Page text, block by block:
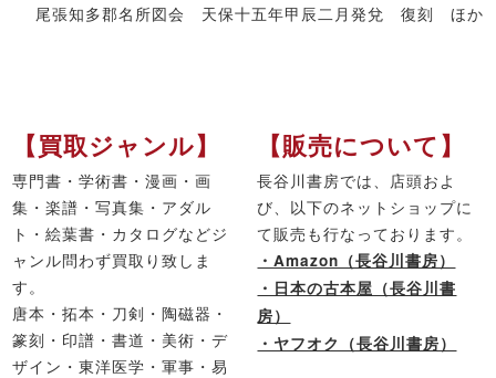
尾張知多郡名所図会 天保十五年甲辰二月発兌 復刻 ほか
【買取ジャンル】
専門書・学術書・漫画・画
集・楽譜・写真集・アダル
ト・絵葉書・カタログなどジ
ャンル問わず買取り致しま
す。
唐本・拓本・刀剣・陶磁器・
篆刻・印譜・書道・美術・デ
ザイン・東洋医学・軍事・易
【販売について】
長谷川書房では、店頭およ
び、以下のネットショップに
て販売も行なっております。
・Amazon（長谷川書房）
・日本の古本屋（長谷川書
房）
・ヤフオク（長谷川書房）